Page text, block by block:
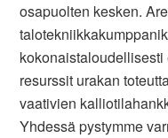
osapuolten kesken.
resurssit urakan
vaativien
Yhdessä pystymme